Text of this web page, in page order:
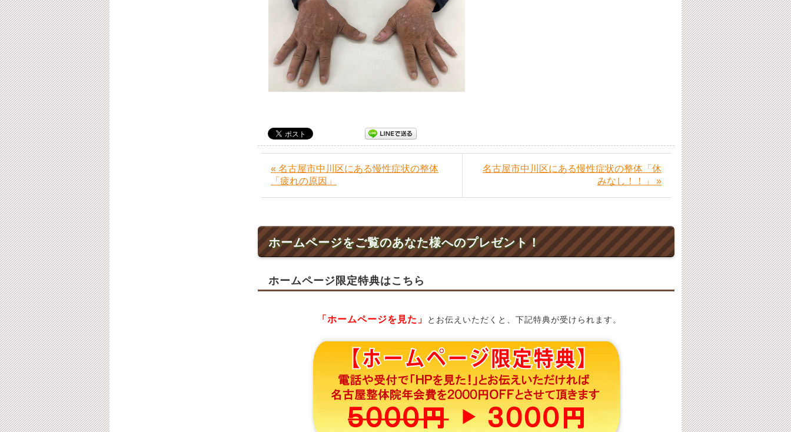
« 名古屋市中川区にある慢性症状の整体
「疲れの原因」
名古屋市中川区にある慢性症状の整体「休
みなし！！」 »
ホームページをご覧のあなた様へのプレゼント！
ホームページ限定特典はこちら
「ホームページを見た」 とお伝えいただくと、下記特典が受けられます。